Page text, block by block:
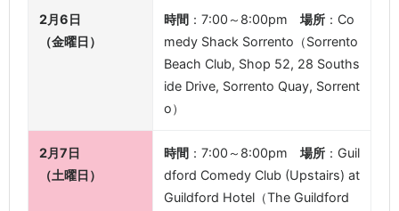
2月6日
（金曜日）
時間 ：7:00～8:00pm 場所 ：Co
medy Shack Sorrento（Sorrento
Beach Club, Shop 52, 28 Souths
ide Drive, Sorrento Quay, Sorrent
o）
2月7日
（土曜日）
時間 ：7:00～8:00pm 場所 ：Guil
dford Comedy Club (Upstairs) at
Guildford Hotel（The Guildford